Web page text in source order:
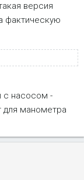
версия
фактическую
с насосом -
для манометра